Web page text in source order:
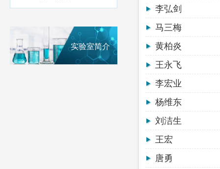
实验室简介
李弘剑
马三梅
黄柏炎
王永飞
李宏业
杨维东
刘洁生
王宏
唐勇